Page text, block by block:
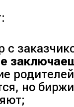
с
но